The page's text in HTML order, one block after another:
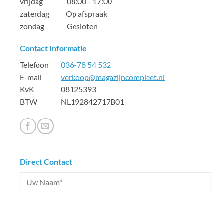
zaterdag Op afspraak
zondag Gesloten
Contact Informatie
Telefoon 036-78 54 532
E-mail verkoop@magazijncompleet.nl
KvK 08125393
BTW NL192842717B01
Direct Contact